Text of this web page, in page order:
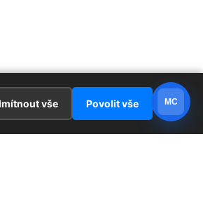
vše Povolit vše MC